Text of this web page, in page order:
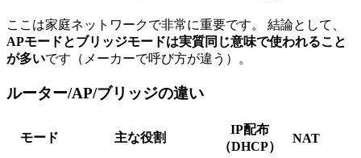
ここは家庭ネットワークで非常に重要です。 結論として、
APモードとブリッジモードは実質同じ意味で使われること
が多いです（メーカーで呼び方が違う）。
ルーター/AP/ブリッジの違い
モード 主な役割
IP配布
（DHCP）
NAT